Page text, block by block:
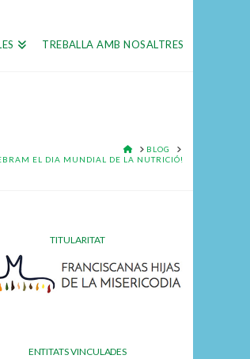
TREBALLA AMB NOSALTRES
HOME
BLOG
EL DIA MUNDIAL DE LA NUTRICIÓ!
TITULARITAT
ENTITATS VINCULADES